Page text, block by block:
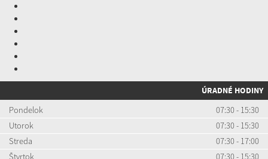
ÚRADNÉ HODINY
Pondelok
07:30 - 15:30
Utorok
07:30 - 15:30
Streda
07:30 - 17:00
Štvrtok
07:30 - 15:30